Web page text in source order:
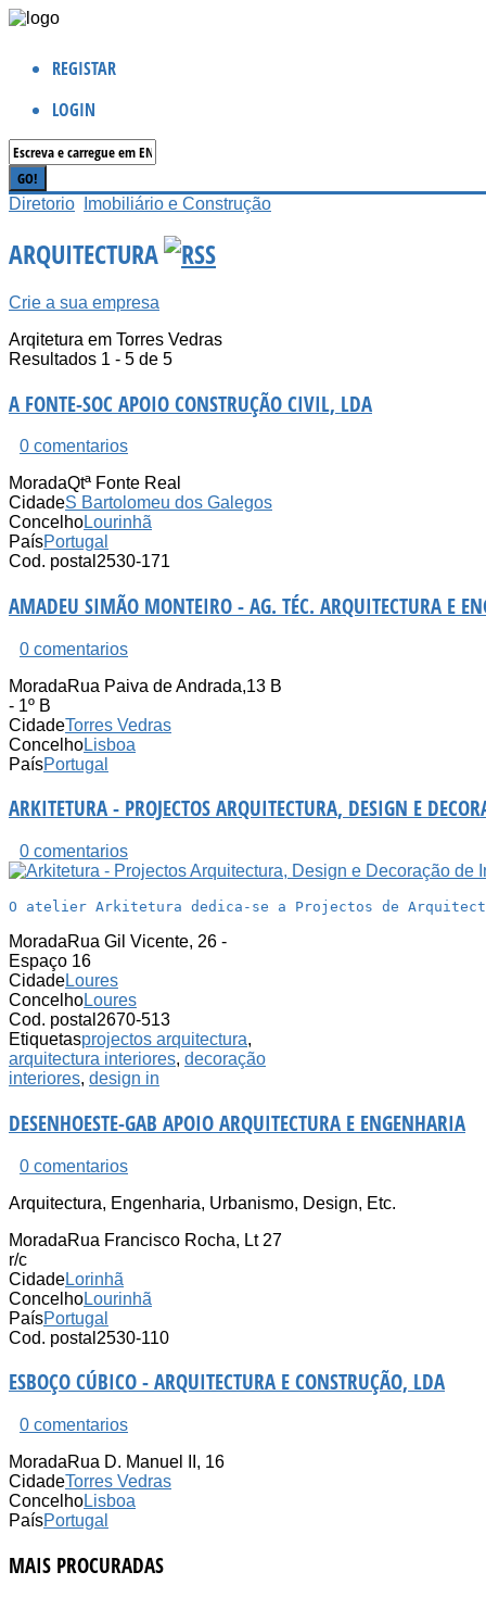
REGISTAR
LOGIN
Diretorio Imobiliário e Construção
ARQUITECTURA
Crie a sua empresa
Arqitetura em Torres Vedras
Resultados 1 - 5 de 5
A FONTE-SOC APOIO CONSTRUÇÃO CIVIL, LDA
0 comentarios
MoradaQtª Fonte Real
CidadeS Bartolomeu dos Galegos
ConcelhoLourinhã
PaísPortugal
Cod. postal 2530-171
AMADEU SIMÃO MONTEIRO - AG. TÉC. ARQUITECTURA E
0 comentarios
MoradaRua Paiva de Andrada,13 B
- 1º B
CidadeTorres Vedras
ConcelhoLisboa
PaísPortugal
ARKITETURA - PROJECTOS ARQUITECTURA, DESIGN E
0 comentarios
O atelier Arkitetura dedica-se a Projectos de
MoradaRua Gil Vicente, 26 -
Espaço 16
CidadeLoures
ConcelhoLoures
Cod. postal 2670-513
Etiquetasprojectos arquitectura,
arquitectura interiores, decoração
interiores, design in
DESENHOESTE-GAB APOIO ARQUITECTURA E ENGENHARIA
0 comentarios
Arquitectura, Engenharia, Urbanismo, Design, Etc.
MoradaRua Francisco Rocha, Lt 27
r/c
CidadeLorinhã
ConcelhoLourinhã
PaísPortugal
Cod. postal 2530-110
ESBOÇO CÚBICO - ARQUITECTURA E CONSTRUÇÃO, LDA
0 comentarios
MoradaRua D. Manuel II, 16
CidadeTorres Vedras
ConcelhoLisboa
PaísPortugal
MAIS PROCURADAS